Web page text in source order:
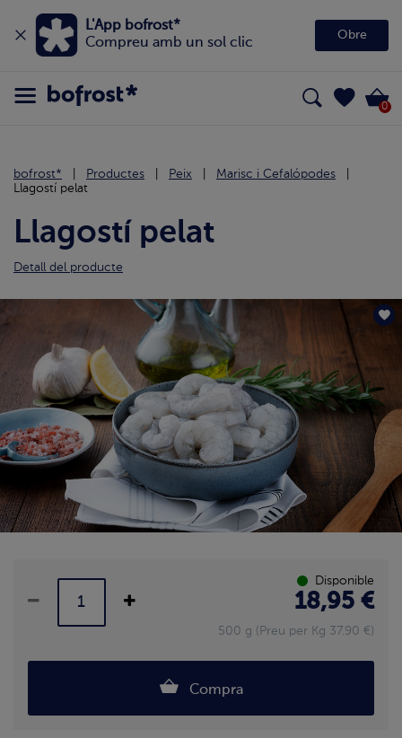
L'App bofrost*
Compreu amb un sol clic
Obre
0
bofrost* Productes Peix
Marisc i Cefalópodes
Llagostí pelat
Llagostí pelat
Detall del producte
Disponible
18,95 €
500 g (Preu per Kg 37.90 €)
Compra